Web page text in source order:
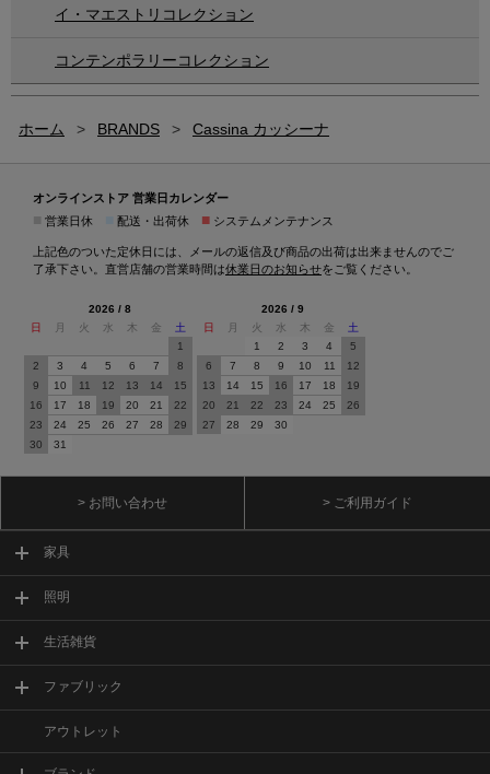
イ・マエストリコレクション
コンテンポラリーコレクション
ホーム > BRANDS > Cassina カッシーナ
オンラインストア 営業日カレンダー
営業日休 配送・出荷休 ■ システムメンテナンス
上記色のついた定休日には、メールの返信及び商品の出荷は出来ませんのでご
了承下さい。直営店舗の営業時間は休業日のお知らせをご覧ください。
2026 / 8
日
月 火 水 木 金
土
1
2
3 4 5 6 7
8
9
10 11 12 13 14
15
16
17 18 19 20 21
22
23
24 25 26 27 28
29
30
31
2026 / 9
日
月 火 水 木 金
土
1
2 3 4
5
6
7 8 9 10 11
12
13
14 15 16 17 18
19
20
21 22 23 24 25
26
27
28 29 30
> お問い合わせ > ご利用ガイド
家具
照明
生活雑貨
ファブリック
アウトレット